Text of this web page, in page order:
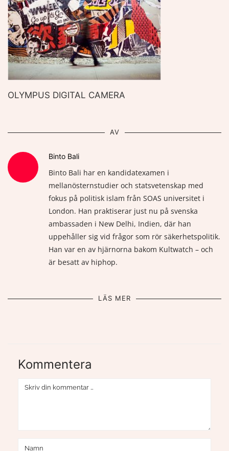
OLYMPUS DIGITAL CAMERA
AV
Binto Bali
Binto Bali har en kandidatexamen i
mellanösternstudier och statsvetenskap med
fokus på politisk islam från SOAS universitet i
London. Han praktiserar just nu på svenska
ambassaden i New Delhi, Indien, där han
uppehåller sig vid frågor som rör säkerhetspolitik.
Han var en av hjärnorna bakom Kultwatch – och
är besatt av hiphop.
LÄS MER
Kommentera